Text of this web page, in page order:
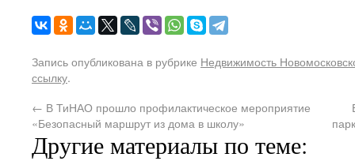
Запись опубликована в рубрике Недвижимость
ссылку.
← В ТиНАО прошло профилактическое мероприятие
«Безопасный маршрут из дома в школу»
Другие материалы по теме: